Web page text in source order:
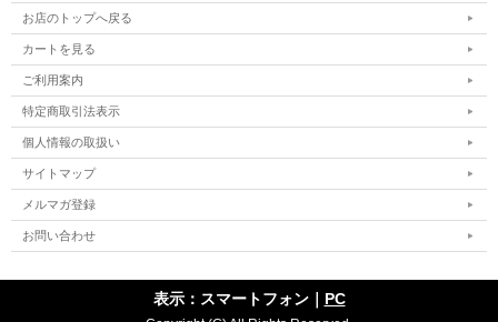
【作品に関して】
萩焼伝統工芸士・樋口大桂が伝統的工芸品萩焼としての規約を遵守し、国産の天然
原材料を使い全工程を手作業でしております。寸法・重量・色合い・風合いが一つ
一つ微妙に違いますので、悪しからずご了承くださいませ。
出来るだけ色や質感がわかりやすいように複数の照明や白の背景板を使って撮影し
てますが、照明の映り込みが多くある際は風合いを損ねない程度の修正・補正・加
工をし、逆に修正が難しい場合はそのままにしていることもございますので、悪し
からずご了承ください。
【萩焼の特徴-萩の七化け】
が焼き締まらないという特性がある為、生地を素焼きし釉薬を掛けて本焼きをする
という工程で作ります。焼成後、生地と釉薬の収縮率の違いにより貫入(かんにゅ
う)が起こります。器に色見のある水分を入れると、この貫入に染みご使用の度合
やきものを使い手が育てていくと言われる所以です。
私どもはこの特徴を尊重し時流に流されることなく伝統的な萩焼を守りたいという
お店のトップへ戻る
カートを見る
ご利用案内
特定商取引法表示
個人情報の取扱い
サイトマップ
メルマガ登録
お問い合わせ
表示：スマートフォン｜ PC